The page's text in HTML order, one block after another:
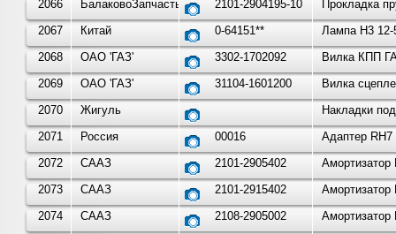
2066 БалаковоЗапчасть 2101-2904195-10
Прокладка
2067
Китай 0-64151**
Лампа H3 12-
2068
ОАО 'ГАЗ' 3302-1702092
Вилка КПП
2069
ОАО 'ГАЗ' 31104-1601200
Вилка
2070
Жигуль
Накладки
2071
Россия 00016
Адаптер RH7
2072
СААЗ 2101-2905402
Амортизатор
2073
СААЗ 2101-2915402
Амортизатор
2074
СААЗ 2108-2905002
Амортизатор